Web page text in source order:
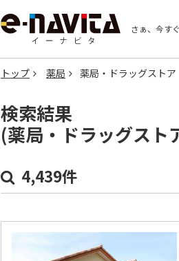
さぁ、今す
トップ 薬局 薬局・ドラッグストア
検索結果
(薬局・ドラッグスト
4,439件